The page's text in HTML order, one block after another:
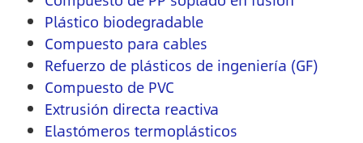
Plástico biodegradable
Compuesto para cables
Refuerzo de plásticos de ingeniería (GF)
Compuesto de PVC
Extrusión directa reactiva
Elastómeros termoplásticos